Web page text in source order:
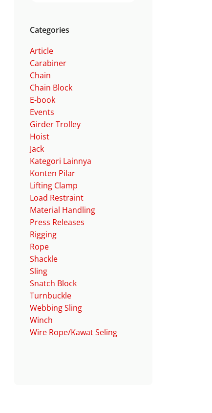
Categories
Article
Carabiner
Chain
Chain Block
E-book
Events
Girder Trolley
Hoist
Jack
Kategori Lainnya
Konten Pilar
Lifting Clamp
Load Restraint
Material Handling
Press Releases
Rigging
Rope
Shackle
Sling
Snatch Block
Turnbuckle
Webbing Sling
Winch
Wire Rope/Kawat Seling